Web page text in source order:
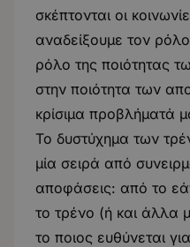
σκέπτονται οι
αναδείξουμε τον
ρόλο της ποιότητας
στην ποιότητα των
κρίσιμα προβλήματά
Το δυστύχημα των
μία σειρά από
αποφάσεις: από το
το τρένο (ή και άλλα
το ποιος ευθύνεται